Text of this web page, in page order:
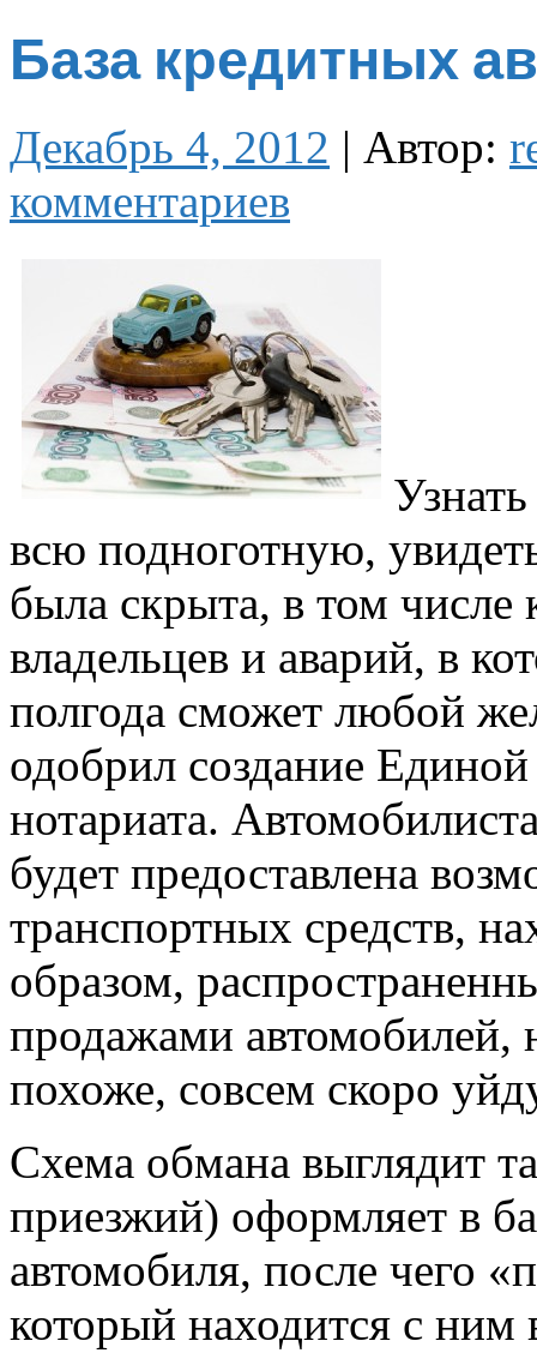
База кредитных
Декабрь 4, 2012 | Автор:
комментариев
всю подноготную,
была скрыта, в том
владельцев и аварий, в
полгода сможет любой
одобрил создание
нотариата.
будет предоставлена
транспортных средств,
образом,
продажами автомобилей,
похоже, совсем скоро
Схема обмана выглядит
приезжий) оформляет в
автомобиля, после чего
который находится с ним